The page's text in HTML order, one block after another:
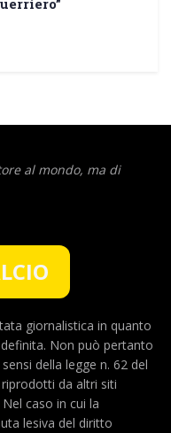
al mondo, ma di
giornalistica in quanto
Non può pertanto
della legge n. 62 del
da altri siti
caso in cui la
lesiva del diritto